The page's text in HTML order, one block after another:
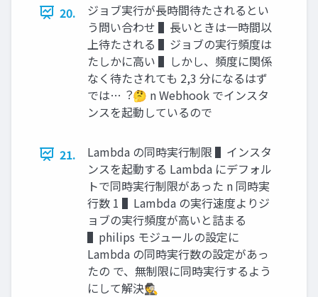
20.
ジョブ実⾏が⻑時間待たされるとい
う問い合わせ ▌⻑いときは⼀時間以
上待たされる ▌ジョブの実⾏頻度は
たしかに⾼い ▌しかし、頻度に関係
なく待たされても 2,3 分になるはず
では…︖🤔 n Webhook でインスタ
ンスを起動しているので
21.
Lambda の同時実⾏制限 ▌インスタ
ンスを起動する Lambda にデフォル
トで同時実⾏制限があった n 同時実
⾏数 1 ▌Lambda の実⾏速度よりジ
ョブの実⾏頻度が⾼いと詰まる
▌philips モジュールの設定に
Lambda の同時実⾏数の設定があっ
たの で、無制限に同時実⾏するよう
にして解決🕵